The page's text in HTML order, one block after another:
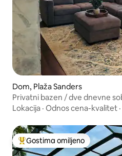
Dom, Plaža Sanders
Privatni bazen / dve dnevne
Lokacija · Odnos cena-kvalitet ·
Najuspešniji među gostima
Gostima omiljeno